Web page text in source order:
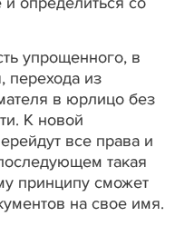
упрощенного, в
перехода из
в юрлицо без
К новой
все права и
такая
принципу сможет
на свое имя.